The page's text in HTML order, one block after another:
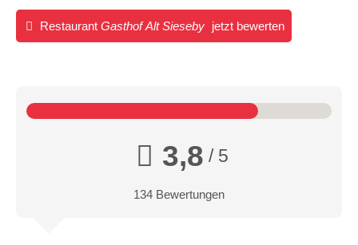
Restaurant Gasthof Alt Sieseby jetzt bewerten
3,8 / 5
134 Bewertungen